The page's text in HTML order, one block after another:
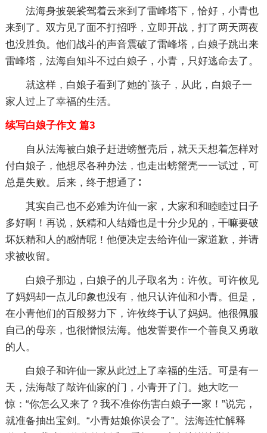
法海身披袈裟驾着云来到了雷峰塔下，恰好，小青也
来到了。双方见了面不打招呼，立即开战，打了两天两夜
也没胜负。他们战斗的声音震破了雷峰塔，白娘子跳出来
雷峰塔，法海自知斗不过白娘子，小青，只好逃命去了。
就这样，白娘子看到了她的`孩子，从此，白娘子一
家人过上了幸福的生活。
续写白娘子作文 篇3
自从法海被白娘子赶进螃蟹壳后，就天天想着怎样对
付白娘子，他想尽各种办法，也走出螃蟹壳一一试过，可
总是失败。后来，终于想通了∶
其实自己也不必难为许仙一家，大家和和睦睦过日子
多好啊！再说，妖精和人结婚也是十分少见的，干嘛要破
坏妖精和人的感情呢！他便决定去给许仙一家道歉，并请
求被收留。
白娘子那边，白娘子的儿子取名为：许攸。可许攸见
了妈妈却一点儿印象也没有，他只认许仙和小青。但是，
在小青他们的百般努力下，许攸终于认了妈妈。他很佩服
自己的母亲，也很憎恨法海。他发誓要作一个善良又勇敢
的人。
白娘子和许仙一家从此过上了幸福的生活。可是有一
天，法海敲了敲许仙家的门，小青开了门。她大吃一
惊：“你怎么又来了？我不准你伤害白娘子一家！”说完，
就准备抽出宝剑。“小青姑娘你误会了”。法海连忙解释